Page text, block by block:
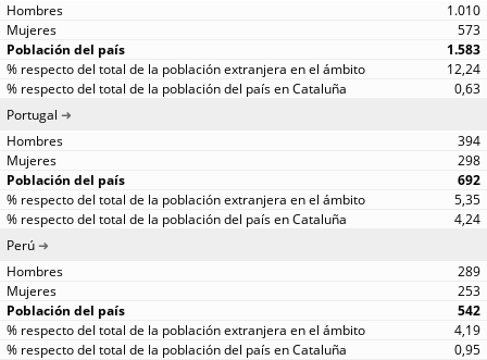
1.010
573
1.583
12,24
0,63
Portugal
394
298
692
5,35
4,24
Perú
289
253
542
4,19
0,95